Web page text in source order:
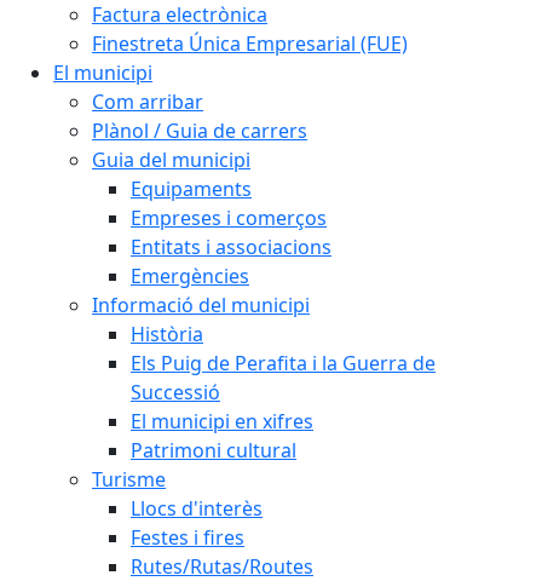
Factura electrònica
Finestreta Única Empresarial (FUE)
El municipi
Com arribar
Plànol / Guia de carrers
Guia del municipi
Equipaments
Empreses i comerços
Entitats i associacions
Emergències
Informació del municipi
Història
Els Puig de Perafita i la Guerra de
Successió
El municipi en xifres
Patrimoni cultural
Turisme
Llocs d'interès
Festes i fires
Rutes/Rutas/Routes